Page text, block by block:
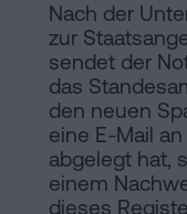
Nach der
zur
sendet der
das
den neuen
eine E-Mail
abgelegt hat,
einem
dieses